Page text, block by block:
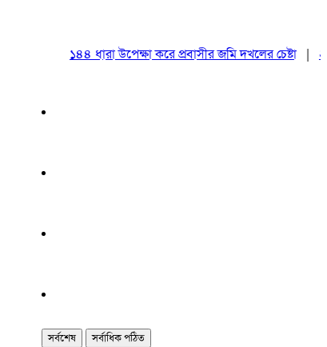
১৪৪ ধারা উপেক্ষা করে প্রবাসীর জমি দখলের চেষ্টা| ২০
সর্বশেষ সর্বাধিক পঠিত